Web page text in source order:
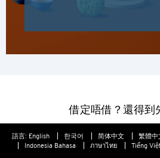
借定唔借？還得到
語言: English 한국어 简体中文 繁體中
Indonesia Bahasa
ภาษาไทย Tiếng